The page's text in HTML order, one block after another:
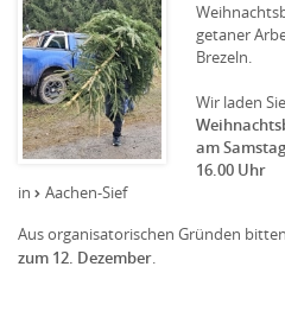
getaner
Brezeln.
Wir laden
am
16.00 Uhr
in
Aachen-Sief
Aus organisatorischen Gründen
zum 12. Dezember.